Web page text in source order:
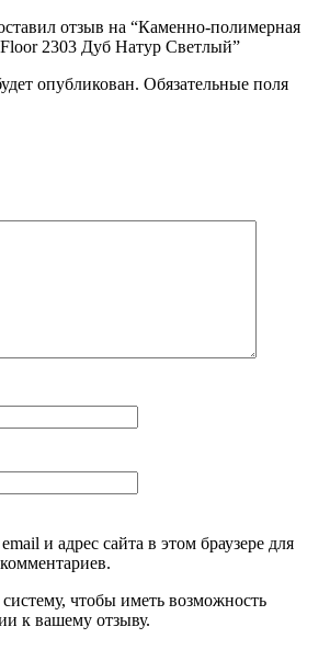
отзыв на “Каменно-полимерная
Floor 2303 Дуб Натур Светлый”
опубликован. Обязательные поля
и адрес сайта в этом браузере для
чтобы иметь возможность
к вашему отзыву.